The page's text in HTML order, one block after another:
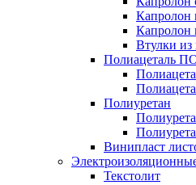
Капролон
Капролон
Втулки из
Полиацеталь
Полиуретан
Винипласт
Текстолит